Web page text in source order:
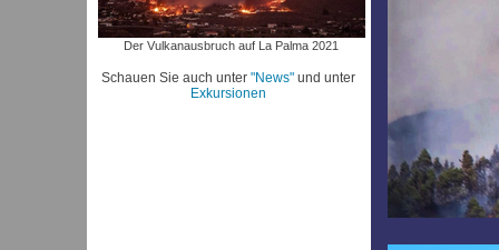
Der Vulkanausbruch auf La Palma 2021
Schauen Sie auch unter "News" und unter
Exkursionen